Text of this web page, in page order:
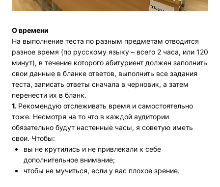
О времени
На выполнение теста по разным предметам отводится
разное время (по русскому языку – всего 2 часа, или 120
минут), в течение которого абитуриент должен заполнить
свои данные в бланке ответов, выполнить все задания
теста, записать ответы сначала в черновик, а затем
перенести их в бланк.
1. Рекомендую отслеживать время и самостоятельно
тоже. Несмотря на то что в каждой аудитории
обязательно будут настенные часы, я советую иметь
свои. Чтобы:
вы не крутились и не привлекали к себе
дополнительное внимание;
чтобы не мучиться, если у вас плохое зрение.